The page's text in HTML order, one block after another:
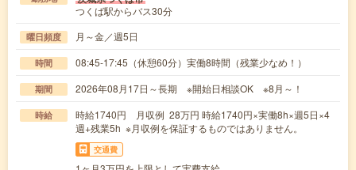
つくば駅からバス30分
曜日頻度 月～金／週5日
時間 08:45-17:45（休憩60分）実働8時間（残業少なめ！）
期間 2026年08月17日～長期 ※開始日相談OK ※8月～！
時給
時給1740円 月収例 28万円 時給1740円×実働8h×週5日×4
週+残業5h ※月収例を保証するものではありません。
交通費